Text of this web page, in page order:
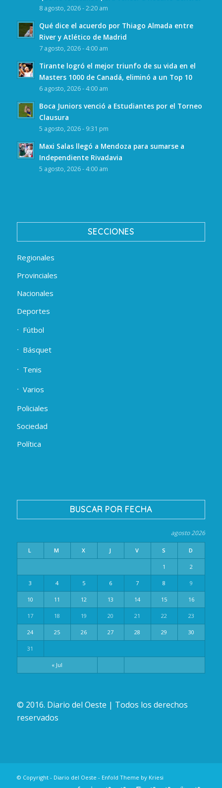
8 agosto, 2026 - 2:20 am
Qué dice el acuerdo por Thiago Almada entre
River y Atlético de Madrid
7 agosto, 2026 - 4:00 am
Tirante logró el mejor triunfo de su vida en el
Masters 1000 de Canadá, eliminó a un Top 10
6 agosto, 2026 - 4:00 am
Boca Juniors venció a Estudiantes por el Torneo
Clausura
5 agosto, 2026 - 9:31 pm
Maxi Salas llegó a Mendoza para sumarse a
Independiente Rivadavia
5 agosto, 2026 - 4:00 am
SECCIONES
Regionales
Provinciales
Nacionales
Deportes
Fútbol
Básquet
Tenis
Varios
Policiales
Sociedad
Política
BUSCAR POR FECHA
agosto 2026
L M X J V S D
« Jul
1 2
3 4 5 6 7 8 9
10 11 12 13 14 15 16
17 18 19 20 21 22 23
24 25 26 27 28 29 30
31
© 2016. Diario del Oeste | Todos los derechos
reservados
© Copyright - Diario del Oeste - Enfold Theme by Kriesi